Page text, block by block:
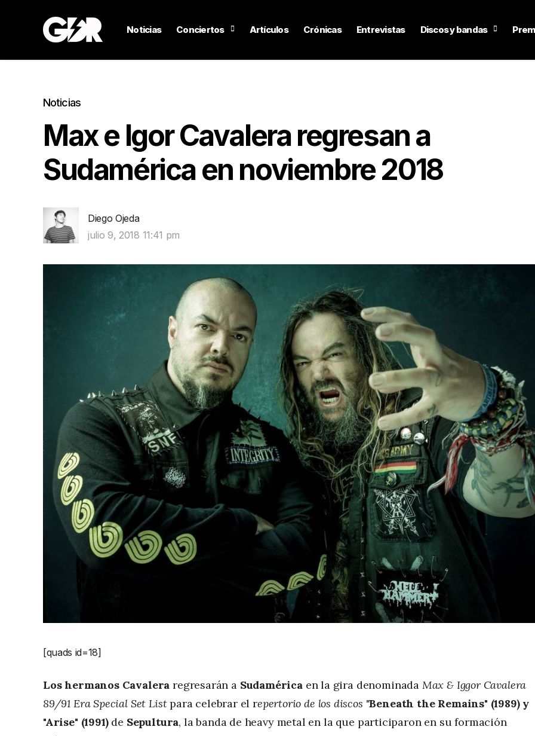
Noticias Conciertos Artículos Crónicas Entrevistas Discos y bandas
Noticias
Max e Igor Cavalera regresan a
Sudamérica en noviembre 2018
Diego Ojeda
julio 9, 2018 11:41 pm
[quads id=18]
Los hermanos Cavalera regresarán a Sudaméricaen la gira denominada Max & Iggor Cavalera
89/91 Era Special Set Listpara celebrar el repertorio de los discos "Beneath the Remains" (1989) y
"Arise" (1991) de Sepultura, la banda de heavy metal en la que participaron en su formación